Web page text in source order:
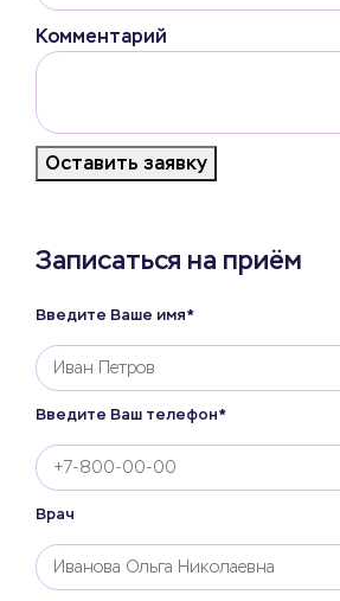
Комментарий
Оставить заявку
Записаться на приём
Введите Ваше имя*
Введите Ваш телефон*
Врач